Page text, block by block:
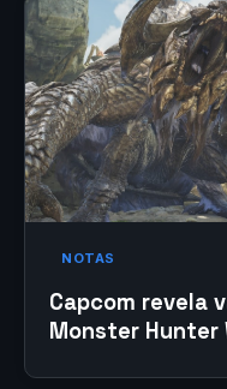
NOTAS
Capcom revela
Monster Hunter